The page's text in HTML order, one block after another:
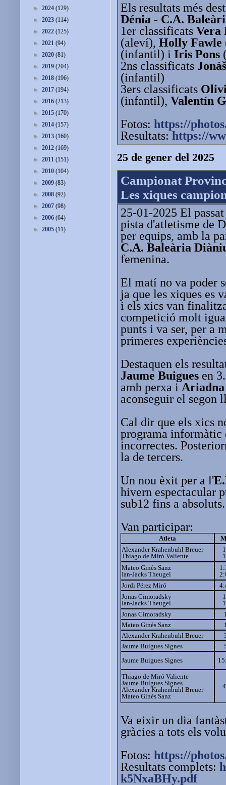
Els resultats més
Dénia - C.A.
1er classificats Vera
(aleví), Holly Fawle
(infantil) i Iris Pons
2ns classificats
(infantil)
3ers classificats
(infantil), Valentín
Fotos: https://
Resultats: https://
25 de gener del 2025
Campionat
Les xiques
25-01-2025 El
pista d'atletisme de
per equips, amb la
C.A. Baleària
femenina.
El matí no va poder
ja que les xiques es
i els xics van
competició molt
punts i va ser, per a
primeres
Destaquen els
Jaume Buigues en
amb perxa i Ariadna
aconseguir el segon
Cal dir que els xics
programa informàtic
incorrectes.
la de tercers.
Un nou èxit per a l'
hivern espectacular
sub12 fins a absoluts.
Van participar:
Atleta
Alexander Krahenbuhl Breuer
Thiago de Miró Valiente
Mateo Ginés Sanz
Ian-Jacks Theugel
Jordi Pérez Miró
Jonas Cimoradsky
Ian-Jacks Theugel
Jonas Cimoradsky
Mateo Ginés Sanz
Alexander Krahenbuhl Breuer
Jaume Buigues Signes
Jaume Buigues Signes
Thiago de Miró Valiente
Jaume Buigues Signes
Alexander Krahenbuhl Breuer
Mateo Ginés Sanz
Va eixir un dia
gràcies a tots els
Fotos: https://
Resultats complets:
k5NxaBHy.pdf
► 2024 (129)
► 2023 (114)
► 2022 (125)
► 2021 (94)
► 2020 (81)
► 2019 (204)
► 2018 (196)
► 2017 (194)
► 2016 (213)
► 2015 (170)
► 2014 (157)
► 2013 (160)
► 2012 (169)
► 2011 (151)
► 2010 (104)
► 2009 (83)
► 2008 (92)
► 2007 (98)
► 2006 (64)
► 2005 (11)